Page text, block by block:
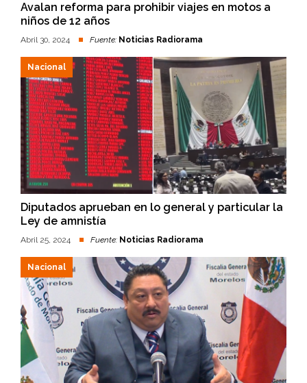
Avalan reforma para prohibir viajes en motos a
niños de 12 años
Abril 30, 2024 Fuente: Noticias Radiorama
Nacional
Diputados aprueban en lo general y particular la
Ley de amnistía
Abril 25, 2024 Fuente: Noticias Radiorama
Nacional